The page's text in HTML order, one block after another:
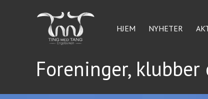
HJEM NYHETER
Foreninger,